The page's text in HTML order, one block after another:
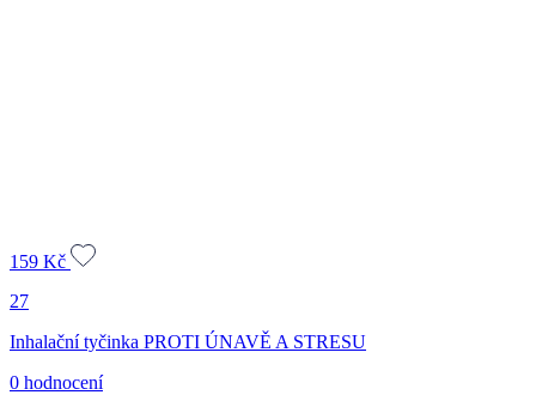
159 Kč
27
Inhalační tyčinka PROTI ÚNAVĚ A STRESU
0 hodnocení